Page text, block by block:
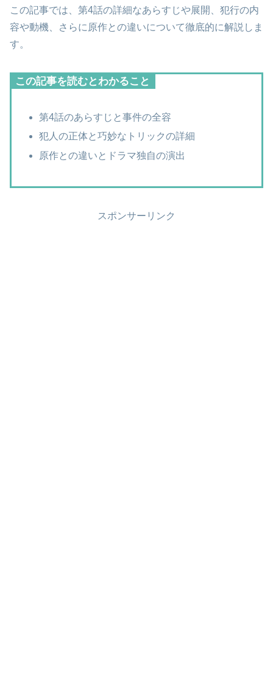
この記事では、第4話の詳細なあらすじや展開、犯行の内
容や動機、さらに原作との違いについて徹底的に解説しま
す。
この記事を読むとわかること
第4話のあらすじと事件の全容
犯人の正体と巧妙なトリックの詳細
原作との違いとドラマ独自の演出
スポンサーリンク